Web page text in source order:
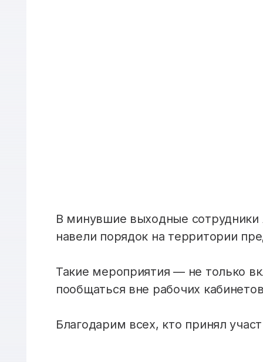
В минувшие выходные
навели порядок на территории
Такие мероприятия — не только
пообщаться вне рабочих
Благодарим всех, кто принял